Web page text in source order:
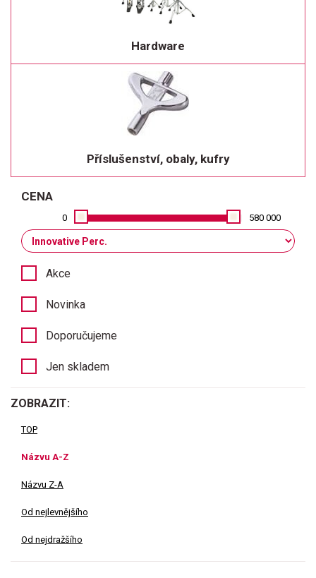
Hardware
Příslušenství, obaly, kufry
CENA
0 580 000
Akce
Novinka
Doporučujeme
Jen skladem
ZOBRAZIT:
TOP
Názvu A-Z
Názvu Z-A
Od nejlevnějšího
Od nejdražšího